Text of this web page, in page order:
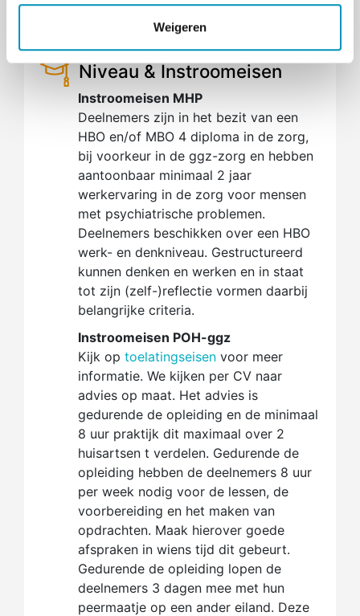
Weigeren
€ 6.250,00
Niveau & Instroomeisen
Instroomeisen MHP
Deelnemers zijn in het bezit van een
HBO en/of MBO 4 diploma in de zorg,
bij voorkeur in de ggz-zorg en hebben
aantoonbaar minimaal 2 jaar
werkervaring in de zorg voor mensen
met psychiatrische problemen.
Deelnemers beschikken over een HBO
werk- en denkniveau. Gestructureerd
kunnen denken en werken en in staat
tot zijn (zelf-)reflectie vormen daarbij
belangrijke criteria.
Instroomeisen POH-ggz
Kijk op toelatingseisen voor meer
informatie. We kijken per CV naar
advies op maat. Het advies is
gedurende de opleiding en de minimaal
8 uur praktijk dit maximaal over 2
huisartsen t verdelen. Gedurende de
opleiding hebben de deelnemers 8 uur
per week nodig voor de lessen, de
voorbereiding en het maken van
opdrachten. Maak hierover goede
afspraken in wiens tijd dit gebeurt.
Gedurende de opleiding lopen de
deelnemers 3 dagen mee met hun
peermaatje op een ander eiland. Deze